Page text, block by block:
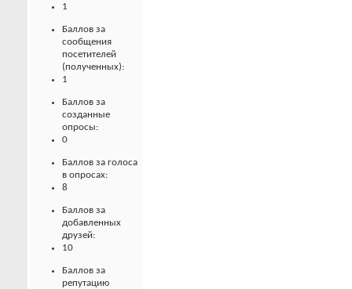
1
Баллов за
сообщения
посетителей
(полученных):
1
Баллов за
созданные
опросы:
0
Баллов за голоса
в опросах:
8
Баллов за
добавленных
друзей:
10
Баллов за
репутацию